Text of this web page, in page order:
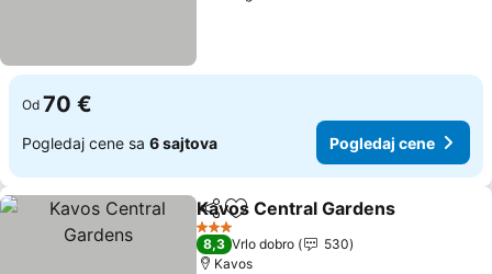
Od 70 €
Pogledaj cene sa 6 sajtova Pogledaj cene
Deli Dodati u favorite
Kavos Central Gardens
3 Zvezdice
8,3 Vrlo dobro
530
Kavos